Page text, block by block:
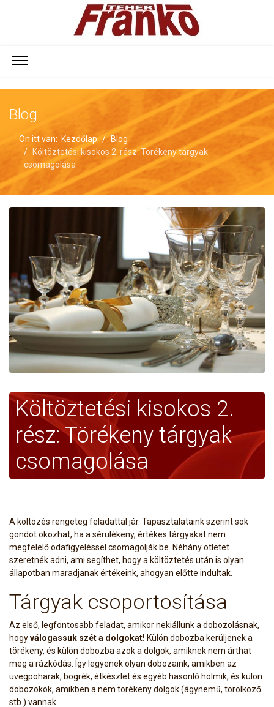
Blog
Ön itt van: Kezdőlap
Blog
Költöztetési kisokos 2. rész: Törékeny tárgyak
csomagolása
Költöztetési kisokos 2.
rész: Törékeny tárgyak
csomagolása
A költözés rengeteg feladattal jár. Tapasztalataink szerint sok
gondot okozhat, ha a sérülékeny, értékes tárgyakat nem
megfelelő odafigyeléssel csomagolják be. Néhány ötletet
szeretnék adni, ami segíthet, hogy a költöztetés után is olyan
állapotban maradjanak értékeink, ahogyan előtte indultak.
Tárgyak csoportosítása
Az első, legfontosabb feladat, amikor nekiállunk a dobozolásnak,
hogyválogassuk szét a dolgokat! Külön dobozba kerüljenek a
törékeny, és külön dobozba azok a dolgok, amiknek nem árthat
meg a rázkódás. Így legyenek olyan dobozaink, amikben az
üvegpoharak, bögrék, étkészlet és egyéb hasonló holmik, és külön
dobozokok, amikben a nem törékeny dolgok (ágynemű, törölköző
stb.) vannak.